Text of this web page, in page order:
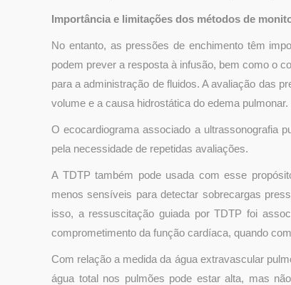
Importância e limitações dos métodos de
No entanto, as pressões de enchimento têm
podem prever a resposta à infusão, bem como o
para a administração de fluidos. A avaliação das
volume e a causa hidrostática do edema pulmonar.
O ecocardiograma associado a ultrassonografia
pela necessidade de repetidas avaliações.
A TDTP também pode usada com esse
menos sensíveis para detectar sobrecargas
isso, a ressuscitação guiada por TDTP foi
comprometimento da função cardíaca, quando
Com relação a medida da água extravascular
água total nos pulmões pode estar alta, mas